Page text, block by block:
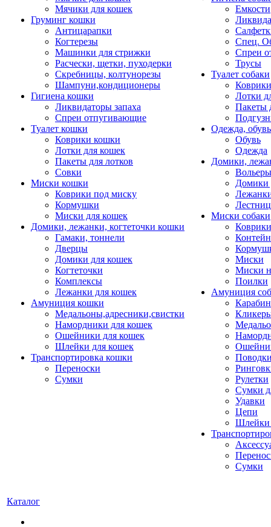
Мячики для кошек
Груминг кошки
Антицарапки
Когтерезы
Машинки для стрижки
Расчески, щетки, пуходерки
Скребницы, колтунорезы
Шампуни,кондиционеры
Гигиена кошки
Ликвидаторы запаха
Спреи отпугивающие
Туалет кошки
Коврики кошки
Лотки для кошек
Пакеты для лотков
Совки
Миски кошки
Коврики под миску
Кормушки
Миски для кошек
Домики, лежанки, когтеточки кошки
Гамаки, тоннели
Дверцы
Домики для кошек
Когтеточки
Комплексы
Лежанки для кошек
Амуниция кошки
Медальоны,адресники,свистки
Намордники для кошек
Ошейники для кошек
Шлейки для кошек
Транспортировка кошки
Переноски
Сумки
Емкости
Спец.
Спреи
Трусы
Туалет собаки
Коврики
Лотки
Пакеты
Одежда, обувь
Обувь
Одежда
Домики,
Домики
Миски собаки
Миски
Миски
Поилки
Амуниция
Рулетки
Сумки
Удавки
Цепи
Шлейки
Сумки
Каталог